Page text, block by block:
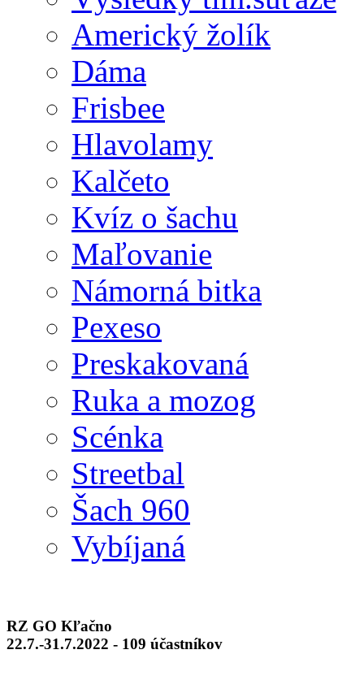
Americký žolík
Dáma
Frisbee
Hlavolamy
Kalčeto
Kvíz o šachu
Maľovanie
Námorná bitka
Pexeso
Preskakovaná
Ruka a mozog
Scénka
Streetbal
Šach 960
Vybíjaná
RZ GO Kľačno
22.7.-31.7.2022 - 109 účastníkov